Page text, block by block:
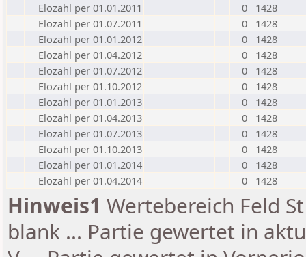
Elozahl per 01.01.2011
0
1428
Elozahl per 01.07.2011
0
1428
Elozahl per 01.01.2012
0
1428
Elozahl per 01.04.2012
0
1428
Elozahl per 01.07.2012
0
1428
Elozahl per 01.10.2012
0
1428
Elozahl per 01.01.2013
0
1428
Elozahl per 01.04.2013
0
1428
Elozahl per 01.07.2013
0
1428
Elozahl per 01.10.2013
0
1428
Elozahl per 01.01.2014
0
1428
Elozahl per 01.04.2014
0 1428
Hinweis1 Wertebereich Feld
blank ... Partie gewertet in